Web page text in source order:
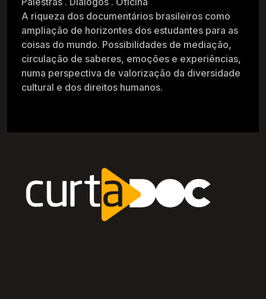
A riqueza dos documentários brasileiros como
ampliação de horizontes dos estudantes para as
coisas do mundo. Possibilidades de mediação,
circulação de saberes, emoções e experiências,
numa perspectiva de valorização da diversidade
cultural e dos direitos humanos.